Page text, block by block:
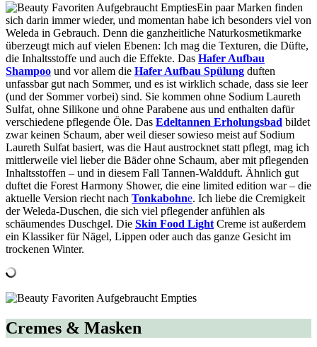
Ein paar Marken finden
sich darin immer wieder, und momentan habe ich besonders viel von
Weleda in Gebrauch. Denn die ganzheitliche Naturkosmetikmarke
überzeugt mich auf vielen Ebenen: Ich mag die Texturen, die Düfte,
die Inhaltsstoffe und auch die Effekte. Das Hafer Aufbau
Shampoo und vor allem die Hafer Aufbau Spülung duften
unfassbar gut nach Sommer, und es ist wirklich schade, dass sie leer
(und der Sommer vorbei) sind. Sie kommen ohne Sodium Laureth
Sulfat, ohne Silikone und ohne Parabene aus und enthalten dafür
verschiedene pflegende Öle. Das Edeltannen Erholungsbad bildet
zwar keinen Schaum, aber weil dieser sowieso meist auf Sodium
Laureth Sulfat basiert, was die Haut austrocknet statt pflegt, mag ich
mittlerweile viel lieber die Bäder ohne Schaum, aber mit pflegenden
Inhaltsstoffen – und in diesem Fall Tannen-Waldduft. Ähnlich gut
duftet die Forest Harmony Shower, die eine limited edition war – die
aktuelle Version riecht nach Tonkabohne. Ich liebe die Cremigkeit
der Weleda-Duschen, die sich viel pflegender anfühlen als
schäumendes Duschgel. Die Skin Food Light Creme ist außerdem
ein Klassiker für Nägel, Lippen oder auch das ganze Gesicht im
trockenen Winter.
Cremes & Masken